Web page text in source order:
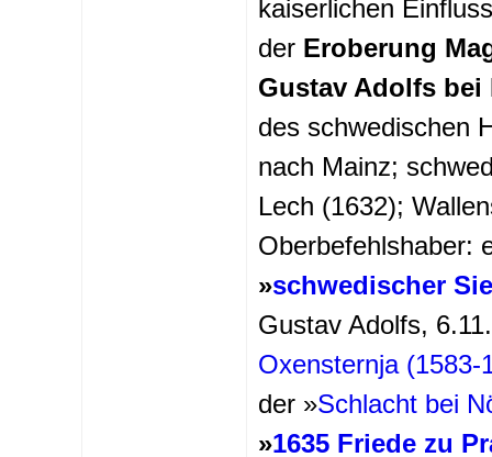
kaiserlichen
der Eroberung
Gustav Adolfs bei
des schwedischen
nach Mainz;
Lech (1632);
Oberbefehlshaber:
»schwedischer
Gustav Adolfs,
Oxensternja
der »Schlacht bei
»1635 Friede zu